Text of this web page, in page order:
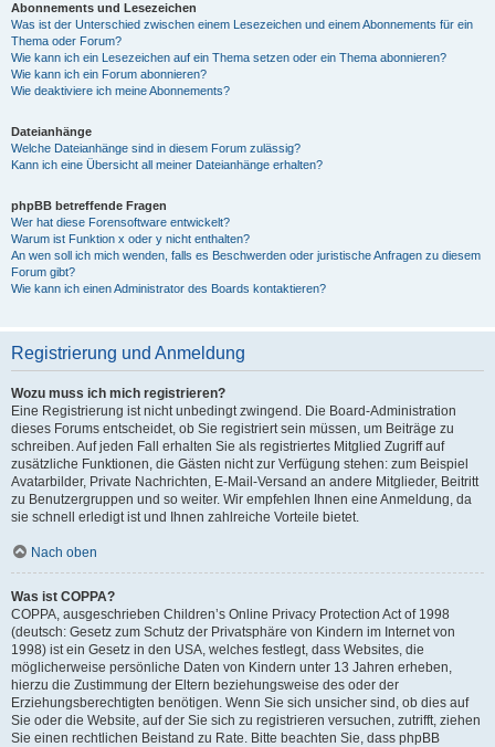
Abonnements und Lesezeichen
Was ist der Unterschied zwischen einem Lesezeichen und einem Abonnements für ein
Thema oder Forum?
Wie kann ich ein Lesezeichen auf ein Thema setzen oder ein Thema abonnieren?
Wie kann ich ein Forum abonnieren?
Wie deaktiviere ich meine Abonnements?
Dateianhänge
Welche Dateianhänge sind in diesem Forum zulässig?
Kann ich eine Übersicht all meiner Dateianhänge erhalten?
phpBB betreffende Fragen
Wer hat diese Forensoftware entwickelt?
Warum ist Funktion x oder y nicht enthalten?
An wen soll ich mich wenden, falls es Beschwerden oder juristische Anfragen zu diesem
Forum gibt?
Wie kann ich einen Administrator des Boards kontaktieren?
Registrierung und Anmeldung
Wozu muss ich mich registrieren?
Eine Registrierung ist nicht unbedingt zwingend. Die Board-Administration
dieses Forums entscheidet, ob Sie registriert sein müssen, um Beiträge zu
schreiben. Auf jeden Fall erhalten Sie als registriertes Mitglied Zugriff auf
zusätzliche Funktionen, die Gästen nicht zur Verfügung stehen: zum Beispiel
Avatarbilder, Private Nachrichten, E-Mail-Versand an andere Mitglieder, Beitritt
zu Benutzergruppen und so weiter. Wir empfehlen Ihnen eine Anmeldung, da
sie schnell erledigt ist und Ihnen zahlreiche Vorteile bietet.
Nach oben
Was ist COPPA?
COPPA, ausgeschrieben Children’s Online Privacy Protection Act of 1998
(deutsch: Gesetz zum Schutz der Privatsphäre von Kindern im Internet von
1998) ist ein Gesetz in den USA, welches festlegt, dass Websites, die
möglicherweise persönliche Daten von Kindern unter 13 Jahren erheben,
hierzu die Zustimmung der Eltern beziehungsweise des oder der
Erziehungsberechtigten benötigen. Wenn Sie sich unsicher sind, ob dies auf
Sie oder die Website, auf der Sie sich zu registrieren versuchen, zutrifft, ziehen
Sie einen rechtlichen Beistand zu Rate. Bitte beachten Sie, dass phpBB